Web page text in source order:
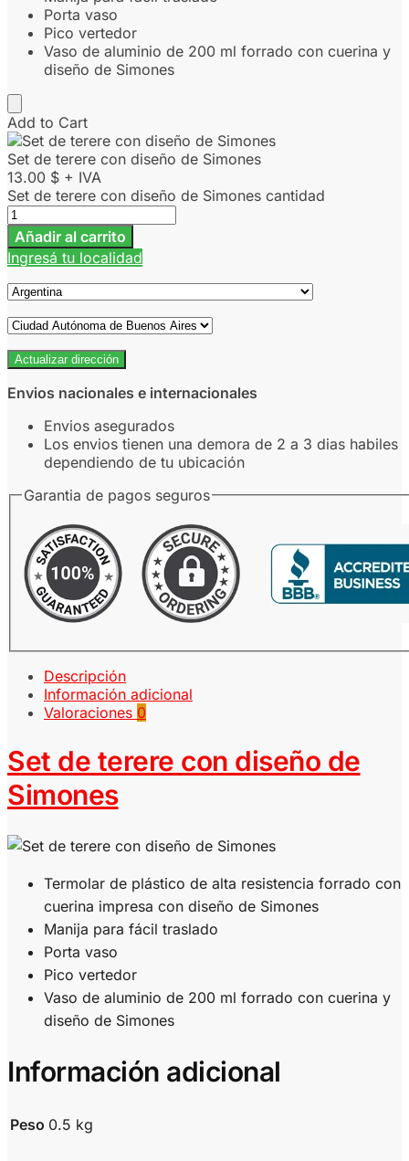
Porta vaso
Pico vertedor
Vaso de aluminio de 200 ml forrado con cuerina y
diseño de Simones
Add to Cart
Set de terere con diseño de Simones
13.00 $ + IVA
Set de terere con diseño de Simones cantidad
Añadir al carrito
Ingresá tu localidad
Actualizar dirección
Envios nacionales e internacionales
Envios asegurados
Los envios tienen una demora de 2 a 3 dias habiles
dependiendo de tu ubicación
Garantia de pagos seguros
Descripción
Información adicional
Valoraciones 0
Set de terere con diseño de
Simones
Termolar de plástico de alta resistencia forrado con
cuerina impresa con diseño de Simones
Manija para fácil traslado
Porta vaso
Pico vertedor
Vaso de aluminio de 200 ml forrado con cuerina y
diseño de Simones
Información adicional
Peso 0.5 kg